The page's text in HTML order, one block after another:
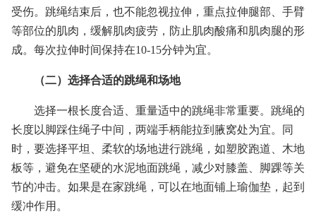
受伤。跳绳结束后，也不能忽视拉伸，重点拉伸腿部、手臂
等部位的肌肉，缓解肌肉疲劳，防止肌肉酸痛和肌肉腿的形
成。每次拉伸时间保持在10-15分钟为宜。
（二）选择合适的跳绳和场地
选择一根长度合适、重量适中的跳绳非常重要。跳绳的
长度以脚踩住绳子中间，两端手柄能拉到腋窝处为宜。同
时，要选择平坦、柔软的场地进行跳绳，如塑胶跑道、木地
板等，避免在坚硬的水泥地面跳绳，减少对膝盖、脚踝等关
节的冲击。如果是在家跳绳，可以在地面铺上瑜伽垫，起到
缓冲作用。